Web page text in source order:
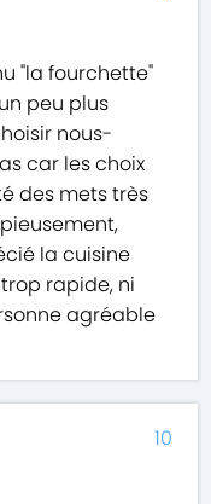
"la fourchette"
peu plus
nous-
car les choix
des mets très
la cuisine
rapide, ni
agréable
10